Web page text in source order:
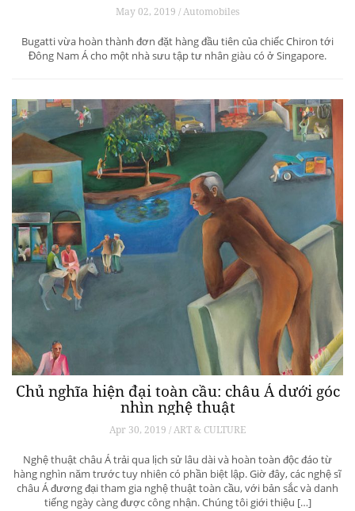
May 02, 2019 / Automobiles
Bugatti vừa hoàn thành đơn đặt hàng đầu tiên của chiếc Chiron tới
Đông Nam Á cho một nhà sưu tập tư nhân giàu có ở Singapore.
Chủ nghĩa hiện đại toàn cầu: châu Á dưới góc
nhìn nghệ thuật
Apr 30, 2019 / ART & CULTURE
Nghệ thuật châu Á trải qua lịch sử lâu dài và hoàn toàn độc đáo từ
hàng nghìn năm trước tuy nhiên có phần biệt lập. Giờ đây, các nghệ sĩ
châu Á đương đại tham gia nghệ thuật toàn cầu, với bản sắc và danh
tiếng ngày càng được công nhận. Chúng tôi giới thiệu […]